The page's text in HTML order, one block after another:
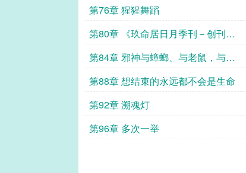
资……
第76章 猩猩舞蹈
第80章 《玖命居日月季刊－创刊
号》
第84章 邪神与蟑螂、与老鼠，与
猫？
第88章 想结束的永远都不会是生命
第92章 溯魂灯
第96章 多次一举